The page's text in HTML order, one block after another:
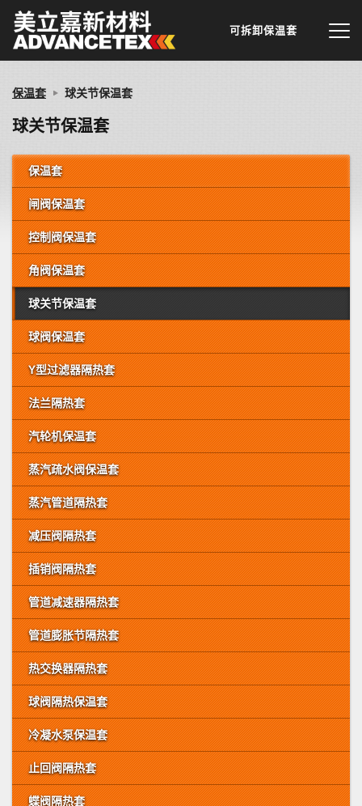
可拆卸保温套
保温套 球关节保温套
球关节保温套
保温套
闸阀保温套
控制阀保温套
角阀保温套
球关节保温套
球阀保温套
Y型过滤器隔热套
法兰隔热套
汽轮机保温套
蒸汽疏水阀保温套
蒸汽管道隔热套
减压阀隔热套
插销阀隔热套
管道减速器隔热套
管道膨胀节隔热套
热交换器隔热套
球阀隔热保温套
冷凝水泵保温套
止回阀隔热套
蝶阀隔热套